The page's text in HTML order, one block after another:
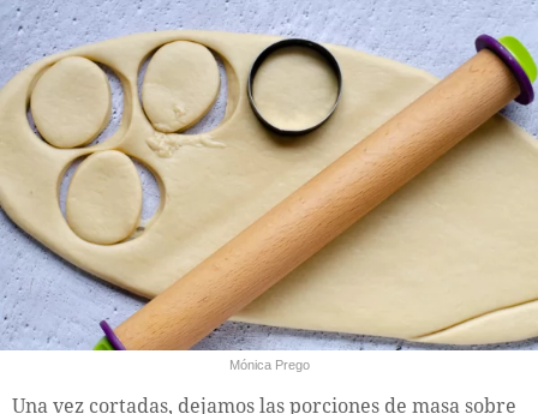
Mónica Prego
Una vez cortadas, dejamos las porciones de masa sobre